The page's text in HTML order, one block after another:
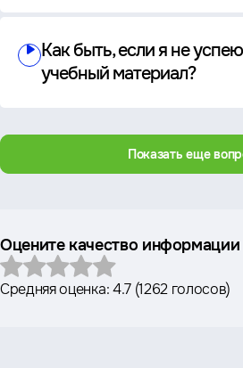
Как быть, если я не
учебный материал?
Показать еще
Оцените качество информации
Средняя оценка:4.7(1262 голосов)